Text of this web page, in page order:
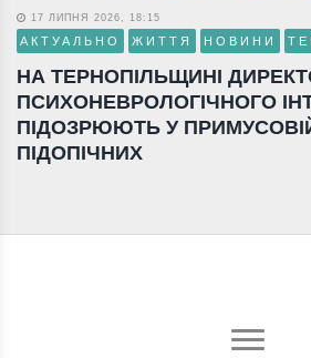
17 ЛИПНЯ 2026, 18:15
АКТУАЛЬНО ЖИТТЯ НОВИНИ
НА ТЕРНОПІЛЬЩИНІ
ПСИХОНЕВРОЛОГІЧНОГО
ПІДОЗРЮЮТЬ У
ПІДОПІЧНИХ